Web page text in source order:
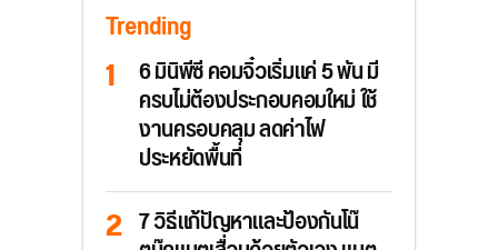
Trending
6 มินิพีซี คอมจิ๋วเริ่มแค่ 5 พัน มี
ครบไม่ต้องประกอบคอมใหม่ ใช้
งานครอบคลุม ลดค่าไฟ
ประหยัดพื้นที่
7 วิธีแก้ปัญหาและป้องกันโน๊